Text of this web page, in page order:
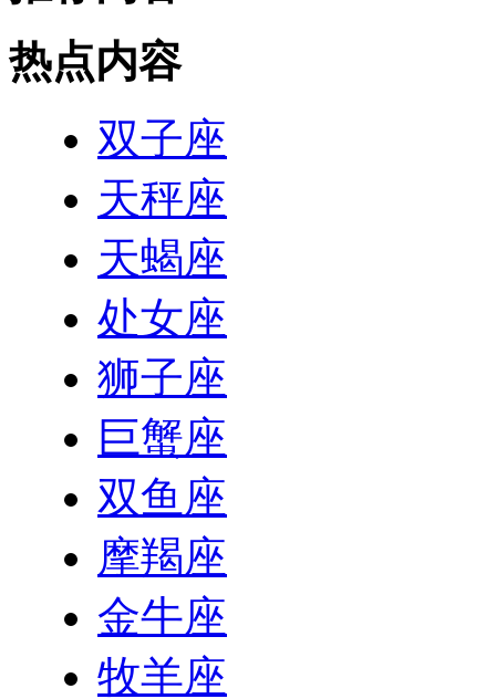
热点内容
双子座
天秤座
天蝎座
处女座
狮子座
巨蟹座
双鱼座
摩羯座
金牛座
牧羊座